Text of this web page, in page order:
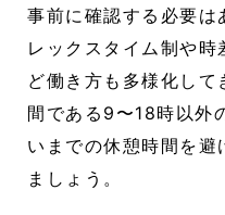
事前に確認する必要は
レックスタイム制や
ど働き方も多様化し
間である9〜18時以外
いまでの休憩時間を避
ましょう。